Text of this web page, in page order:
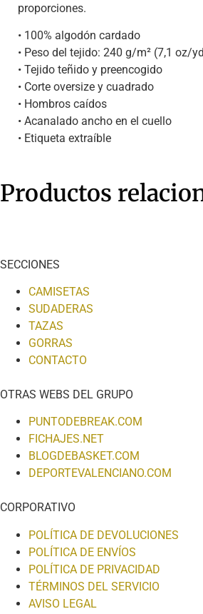
proporciones.
• 100% algodón cardado
• Peso del tejido: 240 g/m² (7,1 oz/
• Tejido teñido y preencogido
• Corte oversize y cuadrado
• Hombros caídos
• Acanalado ancho en el cuello
• Etiqueta extraíble
Productos
SECCIONES
CAMISETAS
SUDADERAS
TAZAS
GORRAS
CONTACTO
OTRAS WEBS DEL GRUPO
PUNTODEBREAK.COM
FICHAJES.NET
BLOGDEBASKET.COM
DEPORTEVALENCIANO.COM
CORPORATIVO
POLÍTICA DE DEVOLUCIONES
POLÍTICA DE ENVÍOS
POLÍTICA DE PRIVACIDAD
TÉRMINOS DEL SERVICIO
AVISO LEGAL